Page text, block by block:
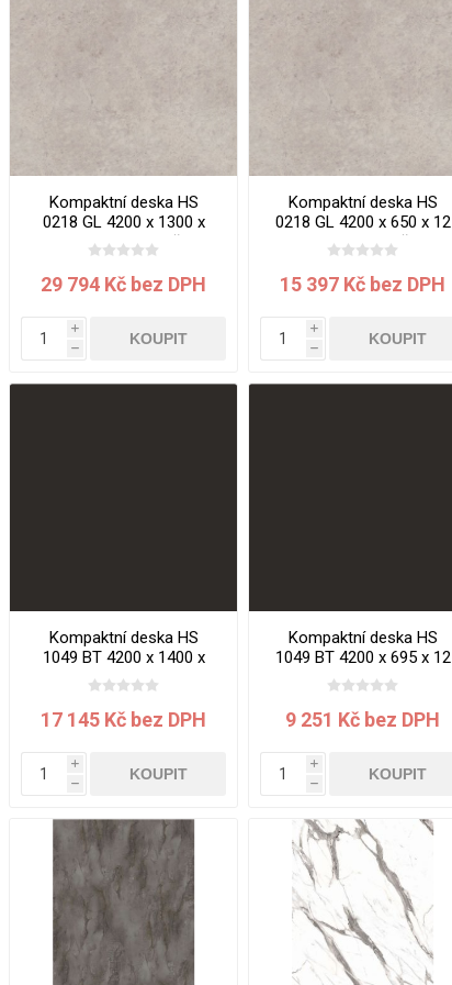
PŘÍRODNÍ NEHOŘLAVÉ
HRANY
DOKUMENTY
imi-beton
Kompaktní deska HS
0218 GL 4200 x 1300 x
12 mm Gobi jádro šedé
29 794 Kč bez DPH
i
h
KOUPIT
Kompaktní deska HS
0218 GL 4200 x 650 x 12
mm Gobi jádro šedé
15 397 Kč bez DPH
i
h
KOUPIT
Kompaktní deska HS
1049 BT 4200 x 1400 x
12 mm Black lava jádro
17 145 Kč bez DPH
i
h
KOUPIT
Kompaktní deska HS
1049 BT 4200 x 695 x 12
mm Black Lava jádro
9 251 Kč bez DPH
i
h
KOUPIT